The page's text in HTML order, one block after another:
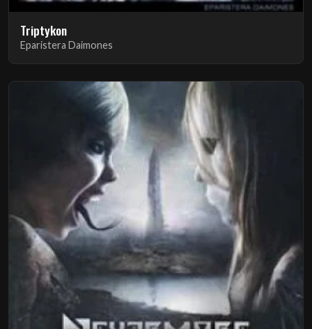
Triptykon
Eparistera Daimones